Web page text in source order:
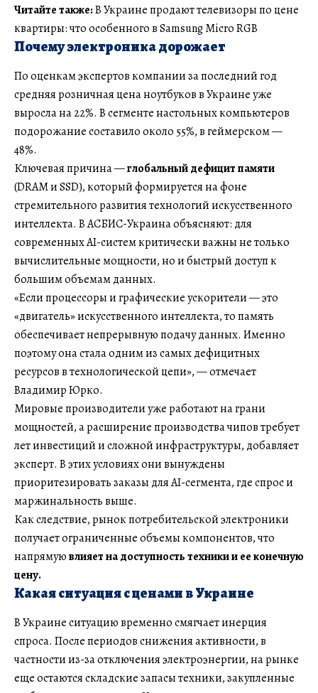
Читайте также:В Украине продают телевизоры по цене
квартиры: что особенного в Samsung Micro RGB
Почему электроника дорожает
По оценкам экспертов компании за последний год
средняя розничная цена ноутбуков в Украине уже
выросла на 22%. В сегменте настольных компьютеров
подорожание составило около 55%, в геймерском —
48%.
Ключевая причина —глобальный дефицит памяти
(DRAM и SSD), который формируется на фоне
стремительного развития технологий искусственного
интеллекта. В АСБИС-Украина объясняют: для
современных AI-систем критически важны не только
вычислительные мощности, но и быстрый доступ к
большим объемам данных.
«Если процессоры и графические ускорители — это
«двигатель» искусственного интеллекта, то память
обеспечивает непрерывную подачу данных. Именно
поэтому она стала одним из самых дефицитных
ресурсов в технологической цепи», — отмечает
Владимир Юрко.
Мировые производители уже работают на грани
мощностей, а расширение производства чипов требует
лет инвестиций и сложной инфраструктуры, добавляет
эксперт. В этих условиях они вынуждены
приоритезировать заказы для AI-сегмента, где спрос и
маржинальность выше.
Как следствие, рынок потребительской электроники
получает ограниченные объемы компонентов, что
напрямуювлияет на доступность техники и ее конечную
цену.
Какая ситуация с ценами в Украине
В Украине ситуацию временно смягчает инерция
спроса. После периодов снижения активности, в
частности из-за отключения электроэнергии, на рынке
еще остаются складские запасы техники, закупленные